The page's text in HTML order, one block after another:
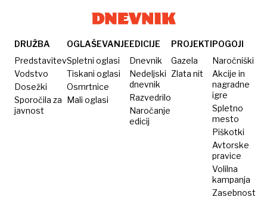
DRUŽBA
Predstavitev
Vodstvo
Dosežki
Sporočila za
javnost
OGLAŠEVANJE
Spletni oglasi
Tiskani oglasi
Osmrtnice
Mali oglasi
EDICIJE
Dnevnik
Nedeljski
dnevnik
Razvedrilo
Naročanje
edicij
PROJEKTI
Gazela
Zlata nit
POGOJI
Naročniški
Akcije in
nagradne
igre
Spletno
mesto
Piškotki
Avtorske
pravice
Volilna
kampanja
Zasebnost